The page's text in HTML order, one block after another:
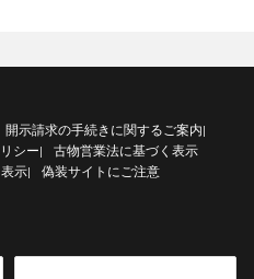
開示請求の手続きに関するご案内|
シー|
古物営業法に基づく表示
示| 偽装サイトにご注意